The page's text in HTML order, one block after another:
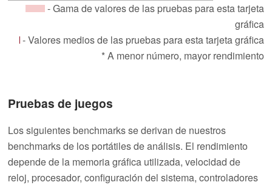
- Gama de valores de las pruebas para esta tarjeta
gráfica
- Valores medios de las pruebas para esta tarjeta gráfica
* A menor número, mayor rendimiento
Pruebas de juegos
Los siguientes benchmarks se derivan de nuestros
benchmarks de los portátiles de análisis. El rendimiento
depende de la memoria gráfica utilizada, velocidad de
reloj, procesador, configuración del sistema, controladores